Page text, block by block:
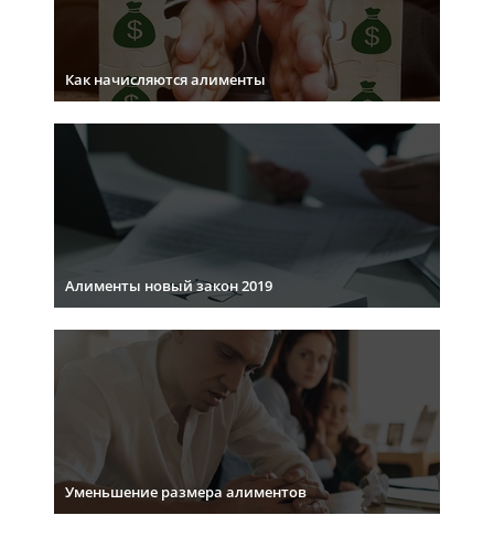
Как начисляются алименты
Алименты новый закон 2019
Уменьшение размера алиментов